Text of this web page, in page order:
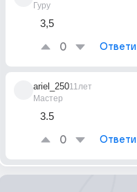
Гуру
3,5
0
ariel_250
Мастер
11лет
3.5
0